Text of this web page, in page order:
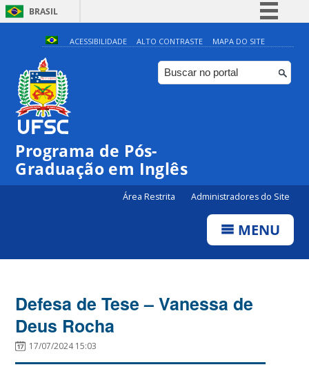
BRASIL
Simplifique!
Comunica BR
Participe
ACESSIBILIDADE ALTO CONTRASTE MAPA DO SITE
Programa de Pós-
Graduação em Inglês
Área Restrita Administradores do Site
MENU
Defesa de Tese – Vanessa de
Deus Rocha
17/07/2024 15:03